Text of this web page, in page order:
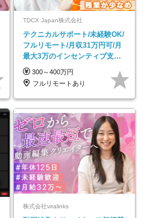
TDCX Japan株式会社
テクニカルサポート/未経験OK/
フルリモート/月収31万円可/月
最大3万のインセンティブ支給/
平均年齢33歳
300～400万円
フルリモートあり
株式会社viralinks